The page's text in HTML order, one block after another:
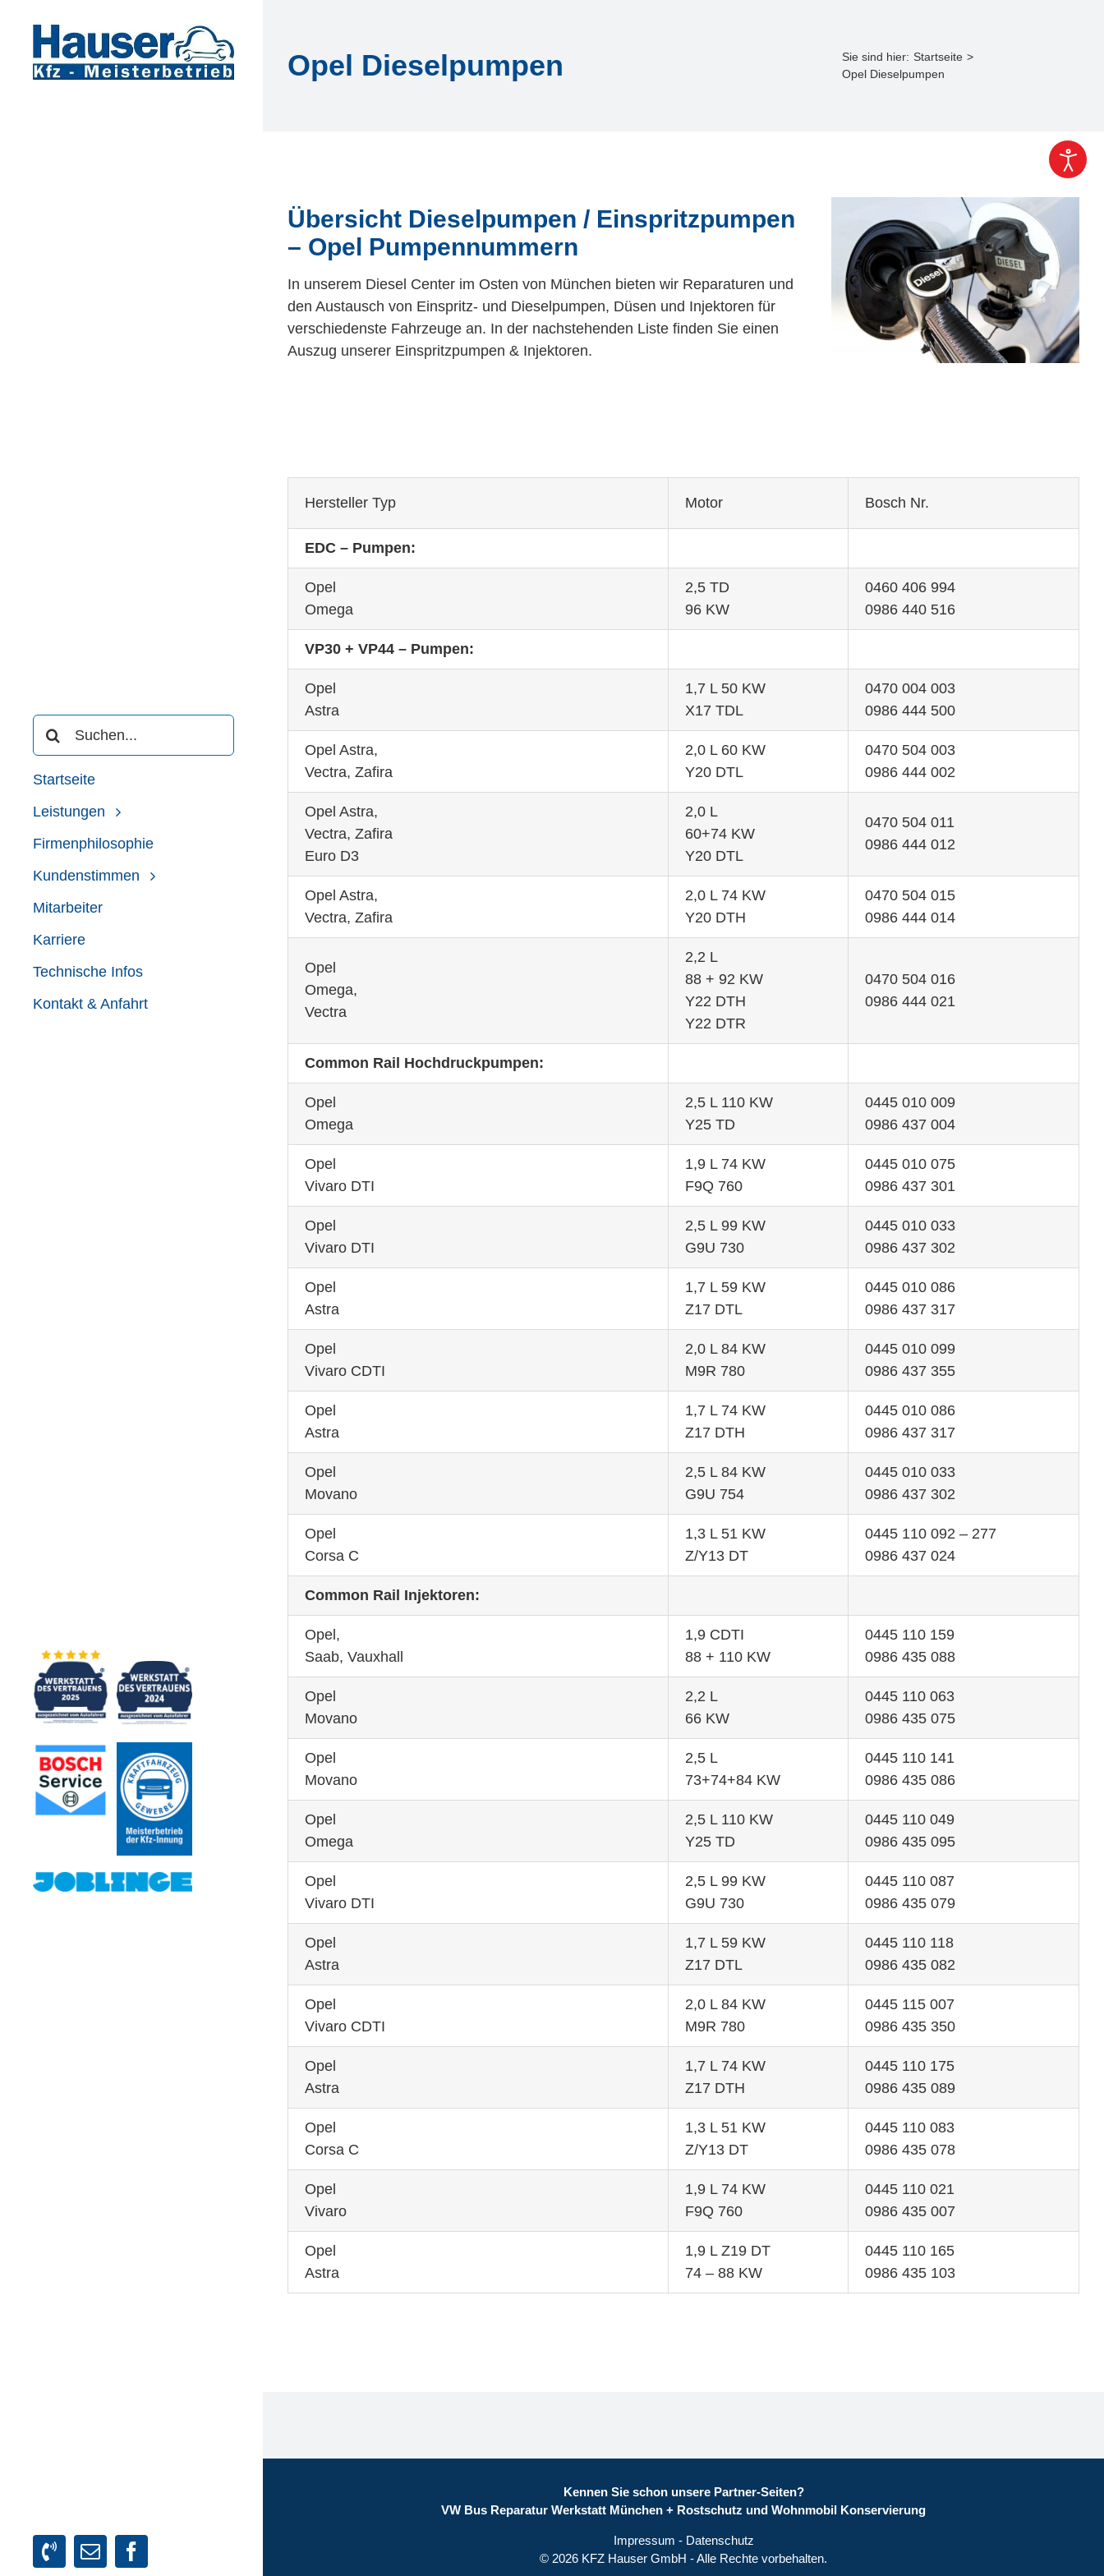
springen
Suche
nach:
Startseite
Leistungen
Firmenphilosophie
Kundenstimmen
Mitarbeiter
Karriere
Technische Infos
Kontakt & Anfahrt
Opel Dieselpumpen Sie sind hier: Startseite
Opel Dieselpumpen
Übersicht Dieselpumpen / Einspritzpumpen
– Opel Pumpennummern
In unserem Diesel Center im Osten von München bieten wir Reparaturen und
den Austausch von Einspritz- und Dieselpumpen, Düsen und Injektoren für
verschiedenste Fahrzeuge an. In der nachstehenden Liste finden Sie einen
Auszug unserer Einspritzpumpen & Injektoren.
Hersteller Typ Motor Bosch Nr.
EDC – Pumpen:
Opel
Omega
2,5 TD
96 KW
0460 406 994
0986 440 516
VP30 + VP44 – Pumpen:
Opel
Astra
1,7 L 50 KW
X17 TDL
0470 004 003
0986 444 500
Opel Astra,
Vectra, Zafira
2,0 L 60 KW
Y20 DTL
0470 504 003
0986 444 002
Opel Astra,
Vectra, Zafira
Euro D3
2,0 L
60+74 KW
Y20 DTL
0470 504 011
0986 444 012
Opel Astra,
Vectra, Zafira
2,0 L 74 KW
Y20 DTH
0470 504 015
0986 444 014
Opel
Omega,
Vectra
2,2 L
88 + 92 KW
Y22 DTH
Y22 DTR
0470 504 016
0986 444 021
Common Rail Hochdruckpumpen:
Opel
Omega
2,5 L 110 KW
Y25 TD
0445 010 009
0986 437 004
Opel
Vivaro DTI
1,9 L 74 KW
F9Q 760
0445 010 075
0986 437 301
Opel
Vivaro DTI
2,5 L 99 KW
G9U 730
0445 010 033
0986 437 302
Opel
Astra
1,7 L 59 KW
Z17 DTL
0445 010 086
0986 437 317
Opel
Vivaro CDTI
2,0 L 84 KW
M9R 780
0445 010 099
0986 437 355
Opel
Astra
1,7 L 74 KW
Z17 DTH
0445 010 086
0986 437 317
Opel
Movano
2,5 L 84 KW
G9U 754
0445 010 033
0986 437 302
Opel
Corsa C
1,3 L 51 KW
Z/Y13 DT
0445 110 092 – 277
0986 437 024
Common Rail Injektoren:
Opel,
Saab, Vauxhall
1,9 CDTI
88 + 110 KW
0445 110 159
0986 435 088
Opel
Movano
2,2 L
66 KW
0445 110 063
0986 435 075
Opel
Movano
2,5 L
73+74+84 KW
0445 110 141
0986 435 086
Opel
Omega
2,5 L 110 KW
Y25 TD
0445 110 049
0986 435 095
Opel
Vivaro DTI
2,5 L 99 KW
G9U 730
0445 110 087
0986 435 079
Opel
Astra
1,7 L 59 KW
Z17 DTL
0445 110 118
0986 435 082
Opel
Vivaro CDTI
2,0 L 84 KW
M9R 780
0445 115 007
0986 435 350
Opel
Astra
1,7 L 74 KW
Z17 DTH
0445 110 175
0986 435 089
Opel
Corsa C
1,3 L 51 KW
Z/Y13 DT
0445 110 083
0986 435 078
Opel
Vivaro
1,9 L 74 KW
F9Q 760
0445 110 021
0986 435 007
Opel
Astra
1,9 L Z19 DT
74 – 88 KW
0445 110 165
0986 435 103
Kennen Sie schon unsere Partner-Seiten?
VW Bus Reparatur Werkstatt München + Rostschutz und Wohnmobil Konservierung
Impressum - Datenschutz
© 2026 KFZ Hauser GmbH - Alle Rechte vorbehalten.